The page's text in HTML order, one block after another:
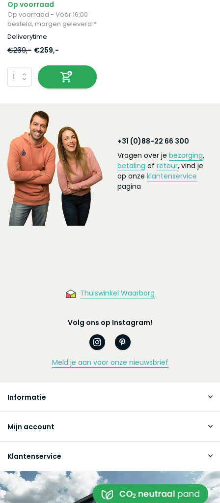
Op voorraad
Op voorraad - Vóór 16:00
besteld, morgen geleverd!*
Deliverytime
€269,- €259,-
+31 (0)88-22 66 300
Vragen over je bezorging,
betaling of retour, vind je
op onze klantenservice
pagina
Thuiswinkel Waarborg
Volg ons op Instagram!
Meld je aan voor onze nieuwsbrief
Informatie
Mijn account
Klantenservice